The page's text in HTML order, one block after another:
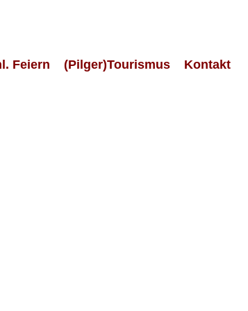
Feiern (Pilger)Tourismus Kontakt